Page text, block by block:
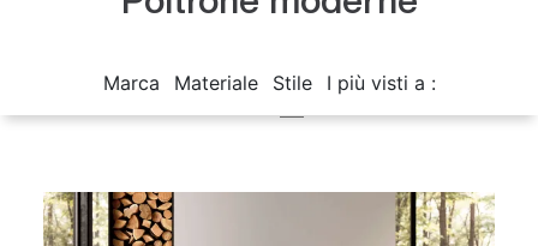
Marca Materiale Stile I più visti a :